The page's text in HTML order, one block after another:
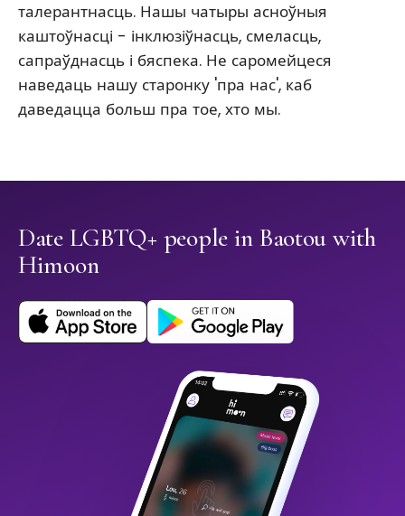
талерантнасць. Нашы чатыры асноўныя
каштоўнасці - інклюзіўнасць, смеласць,
сапраўднасць і бяспека. Не саромейцеся
наведаць нашу старонку 'пра нас', каб
даведацца больш пра тое, хто мы.
Date LGBTQ+ people in Baotou with
Himoon